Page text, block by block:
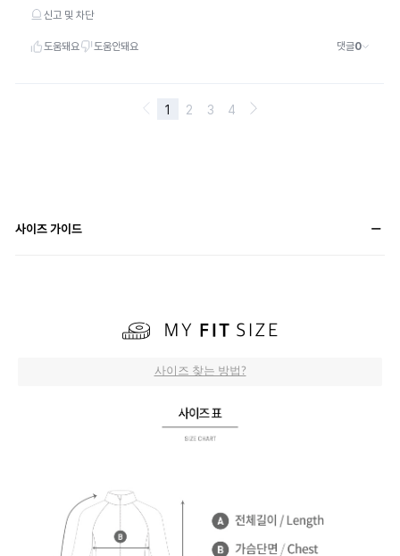
사이즈 가이드